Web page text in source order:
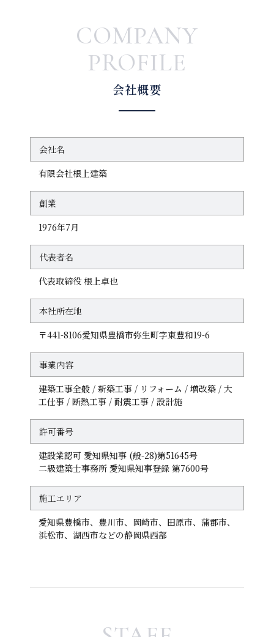
COMPANY
PROFILE
会社概要
会社名
有限会社根上建築
創業
1976年7月
代表者名
代表取締役 根上卓也
本社所在地
〒441-8106愛知県豊橋市弥生町字東豊和19-6
事業内容
建築工事全般 / 新築工事 / リフォーム / 増改築 / 大
工仕事 / 断熱工事 / 耐震工事 / 設計施
許可番号
建設業認可 愛知県知事 (般-28)第51645号
二級建築士事務所 愛知県知事登録 第7600号
施工エリア
愛知県豊橋市、豊川市、岡崎市、田原市、蒲郡市、
浜松市、湖西市などの静岡県西部